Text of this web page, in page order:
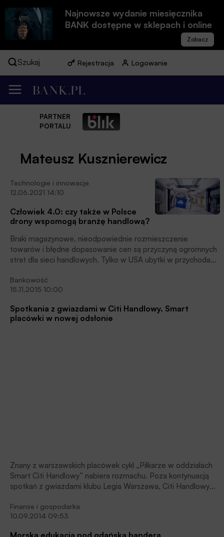
Najnowsze wydanie miesięcznika
BANK dostępne w sklepach i online
Szukaj Rejestracja Logowanie
PARTNER
PORTALU
Mateusz Kusznierewicz
Technologie i innowacje
12.06.2021 14:10
Człowiek 4.0: czy także w Polsce
drony wspomogą branżę handlową?
Braki magazynowe, nieodpowiednie rozmieszczenie
towarów i błędne dopasowanie cen są przyczyną ogromnych
strat dla sieci handlowych. Tylko w USA ubytki w przychodach
kwoty ok. 1,75 bln dolarów. Sieci od lat wspomagają się
robotami wyposażonymi w sztuczną inteligencję, a już
zliczać towar na półkach, uważają uczestnicy konferencji
Człowiek 4.0.
Bankowość
15.11.2015 10:00
Spotkania z gwiazdami w Citi Handlowy. Smart
placówki w nowej odsłonie
Znany z warszawskich placówek cykl „Piłkarze w oddziałach
Smart Citi Handlowy” nabiera rozmachu. Poza kontynuacją
spotkań z gwiazdami klubu Legia Warszawa, Citi Handlowy
także innych dyscyplin sportowych oraz miłośnikom kultury.
Spotkania organizowane będą w placówkach Smart w całej
Finanse i gospodarka
10.09.2014 09:53